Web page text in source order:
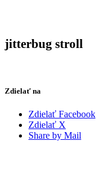
jitterbug stroll
Zdielať na
Zdielať Facebook
Zdielať X
Share by Mail